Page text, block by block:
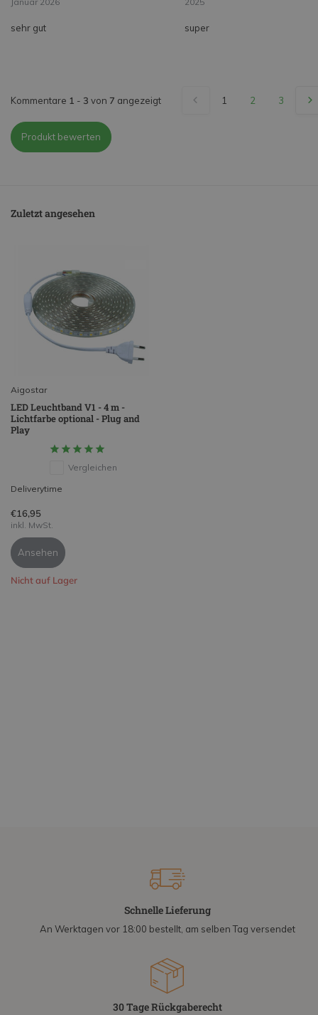
sehr gut super
Kommentare 1 - 3 von 7 angezeigt 1 2 3
Produkt bewerten
Zuletzt angesehen
Aigostar
LED Leuchtband V1 - 4 m -
Lichtfarbe optional - Plug and
Play
Vergleichen
Deliverytime
€16,95
inkl. MwSt.
Ansehen
Nicht auf Lager
Schnelle Lieferung
An Werktagen vor 18:00 bestellt, am selben Tag versendet
30 Tage Rückgaberecht